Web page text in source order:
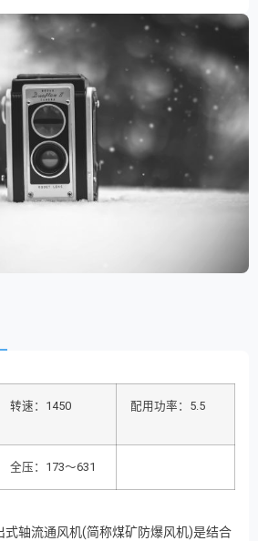
转速：1450 配用功率：5.5
全压：173～631
式轴流通风机(简称煤矿防爆风机)是结合